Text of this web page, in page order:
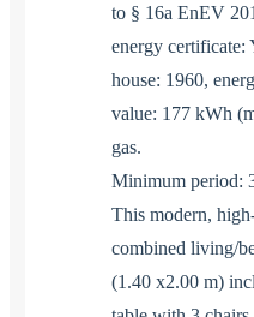
to § 16a EnEV
energy certificate:
house: 1960,
value: 177 kWh
gas.
Minimum period:
This modern,
combined living/
(1.40 x2.00 m)